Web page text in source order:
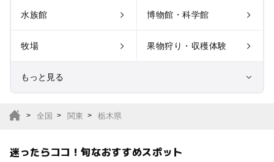
水族館 博物館・科学館
牧場 果物狩り・収穫体験
もっと見る
全国 関東 栃木県
迷ったらココ！旬なおすすめスポット